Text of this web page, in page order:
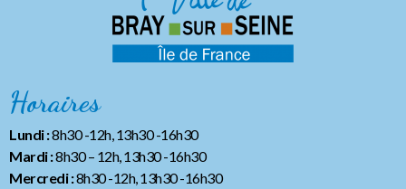
Horaires
Lundi :8h30 -12h, 13h30 -16h30
Mardi :8h30 – 12h, 13h30 -16h30
Mercredi :8h30 -12h, 13h30 -16h30